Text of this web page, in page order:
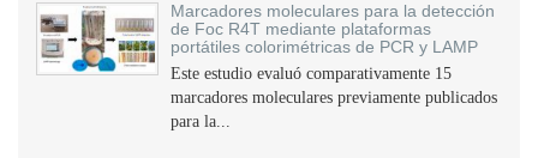
Marcadores moleculares para la detección
de Foc R4T mediante plataformas
portátiles colorimétricas de PCR y LAMP
Este estudio evaluó comparativamente 15
marcadores moleculares previamente publicados
para la...